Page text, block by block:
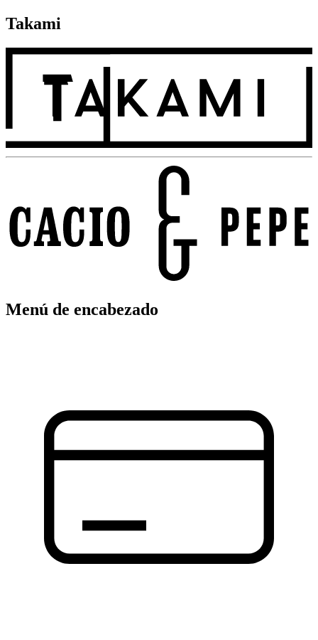
Takami
Menú de encabezado